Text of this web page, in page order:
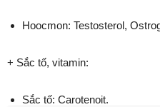
Hoocmon: Testosterol,
+ Sắc tố, vitamin:
Sắc tố: Carotenoit.